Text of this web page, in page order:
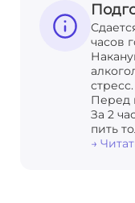
часов
стресс.
Перед
За 2
пить
→